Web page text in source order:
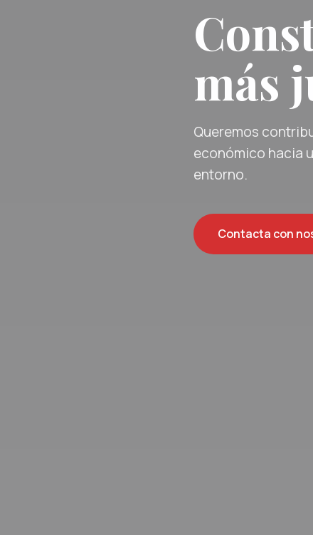
más
Queremos
económico hacia
entorno.
Contacta con